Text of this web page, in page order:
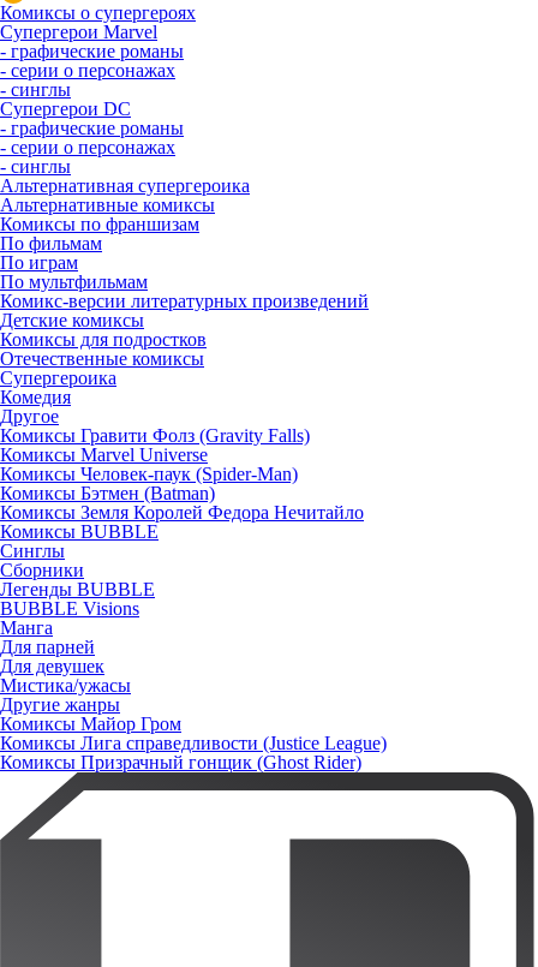
Комиксы о супергероях
Супергерои Marvel
- графические романы
- серии о персонажах
- синглы
Супергерои DC
- графические романы
- серии о персонажах
- синглы
Альтернативная супергероика
Альтернативные комиксы
Комиксы по франшизам
По фильмам
По играм
По мультфильмам
Комикс-версии литературных произведений
Детские комиксы
Комиксы для подростков
Отечественные комиксы
Супергероика
Комедия
Другое
Комиксы Гравити Фолз (Gravity Falls)
Комиксы Marvel Universe
Комиксы Человек-паук (Spider-Man)
Комиксы Бэтмен (Batman)
Комиксы Земля Королей Федора Нечитайло
Комиксы BUBBLE
Синглы
Сборники
Легенды BUBBLE
BUBBLE Visions
Манга
Для парней
Для девушек
Мистика/ужасы
Другие жанры
Комиксы Майор Гром
Комиксы Лига справедливости (Justice League)
Комиксы Призрачный гонщик (Ghost Rider)